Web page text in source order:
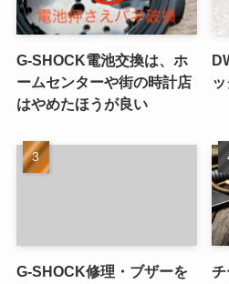
G-SHOCK電池交換は、ホ
ームセンターや街の時計店
はやめたほうが良い
G-SHOCK修理・ブザーを
チ